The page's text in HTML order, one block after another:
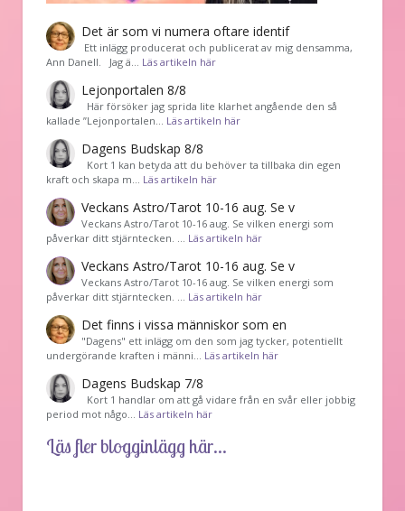
Det är som vi numera oftare identif
͏ Ett inlägg producerat och publicerat av mig densamma,
Ann Danell. Jag ä… Läs artikeln här
Lejonportalen 8/8
Här försöker jag sprida lite klarhet angående den så
kallade ”Lejonportalen… Läs artikeln här
Dagens Budskap 8/8
Kort 1 kan betyda att du behöver ta tillbaka din egen
kraft och skapa m… Läs artikeln här
Veckans Astro/Tarot 10-16 aug. Se v
Veckans Astro/Tarot 10-16 aug. Se vilken energi som
påverkar ditt stjärntecken. … Läs artikeln här
Veckans Astro/Tarot 10-16 aug. Se v
Veckans Astro/Tarot 10-16 aug. Se vilken energi som
påverkar ditt stjärntecken. … Läs artikeln här
Det finns i vissa människor som en
"Dagens" ett inlägg om den som jag tycker, potentiellt
undergörande kraften i männi… Läs artikeln här
Dagens Budskap 7/8
Kort 1 handlar om att gå vidare från en svår eller jobbig
period mot någo… Läs artikeln här
Läs fler blogginlägg här...